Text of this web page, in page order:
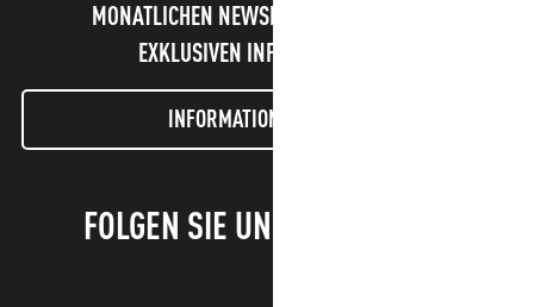
MONATLICHEN NEWSLETTER UND UNSERE
EXKLUSIVEN INFORMATIONEN!
INFORMATIONEN LETTER
FOLGEN SIE UNS!